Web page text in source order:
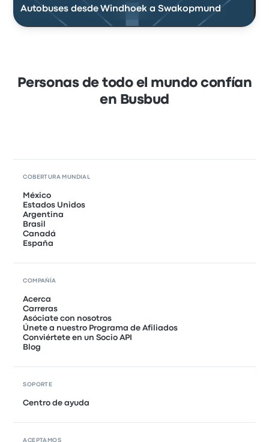
Autobuses desde Windhoek a Swakopmund
Personas de todo el mundo confían
en Busbud
COBERTURA MUNDIAL
México
Estados Unidos
Argentina
Brasil
Canadá
España
COMPAÑÍA
Acerca
Carreras
Asóciate con nosotros
Únete a nuestro Programa de Afiliados
Conviértete en un Socio API
Blog
SOPORTE
Centro de ayuda
ACEPTAMOS